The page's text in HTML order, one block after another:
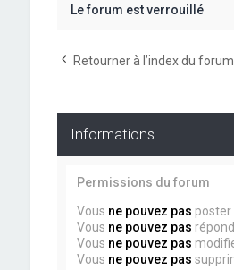
Le forum est verrouillé
Retourner à l’index du forum
Informations
Permissions du forum
Vous ne pouvez pas poster
Vous ne pouvez pas
Vous ne pouvez pas
Vous ne pouvez pas